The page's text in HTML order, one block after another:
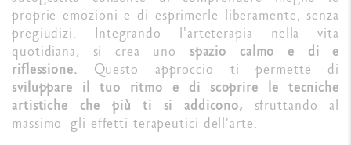
proprie emozioni e di esprimerle liberamente, senza
pregiudizi. Integrando l'arteterapia nella vita
quotidiana, si crea uno spazio calmo e di e
riflessione. Questo approccio ti permette di
sviluppare il tuo ritmo e di scoprire le tecniche
artistiche che più ti si addicono, sfruttando al
massimo gli effetti terapeutici dell'arte.